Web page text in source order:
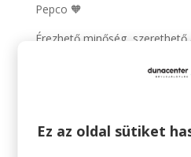
Pepco 🧡
Érezhető minőség, szerethető
Találkozzunk a Pepco-ban!
Az ajánlat 2023.05.18-tól
Ez az oldal sütiket